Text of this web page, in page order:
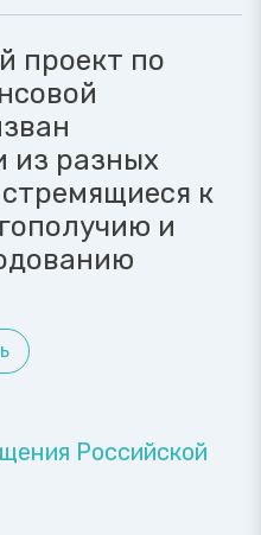
проект по
из разных
к
и
Российской